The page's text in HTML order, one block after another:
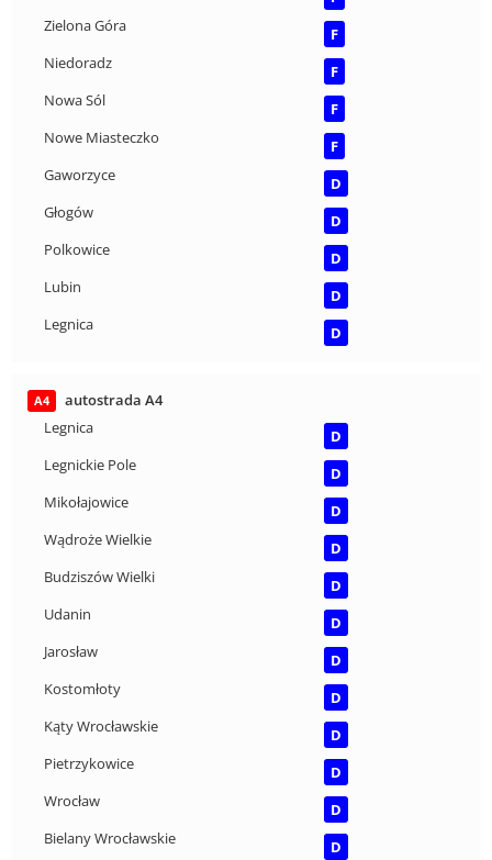
Zielona Góra
F
Niedoradz
F
Nowa Sól
F
Nowe Miasteczko
F
Gaworzyce
D
Głogów
D
Polkowice
D
Lubin
D
Legnica
D
A4
autostrada A4
Legnica
D
Legnickie Pole
D
Mikołajowice
D
Wądroże Wielkie
D
Budziszów Wielki
D
Udanin
D
Jarosław
D
Kostomłoty
D
Kąty Wrocławskie
D
Pietrzykowice
D
Wrocław
D
Bielany Wrocławskie
D